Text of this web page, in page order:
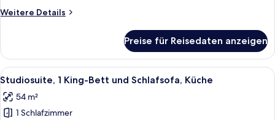
Weitere Details
Weitere
2 Queen-
Betten
(Den)
Preise für Reisedaten anzeigen
Alle
Fotos
für
Studiosuite,
Ein Hotelzimmer mit Bett,
6
Studiosuite, 1 King-Bett und Schlafsofa, Küche
54 m²
1 Schlafzimmer